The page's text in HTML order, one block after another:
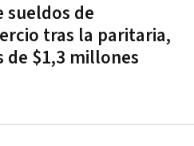
sueldos de
tras la paritaria,
de $1,3 millones